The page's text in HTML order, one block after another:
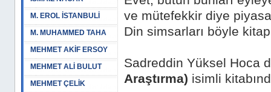
M. EROL İSTANBULİ
M. MUHAMMED TAHA
MEHMET AKİF ERSOY
MEHMET ALİ BULUT
MEHMET ÇELİK
ve mütefekkir diye
Din simsarları böyle
Sadreddin Yüksel Hoca
Araştırma) isimli